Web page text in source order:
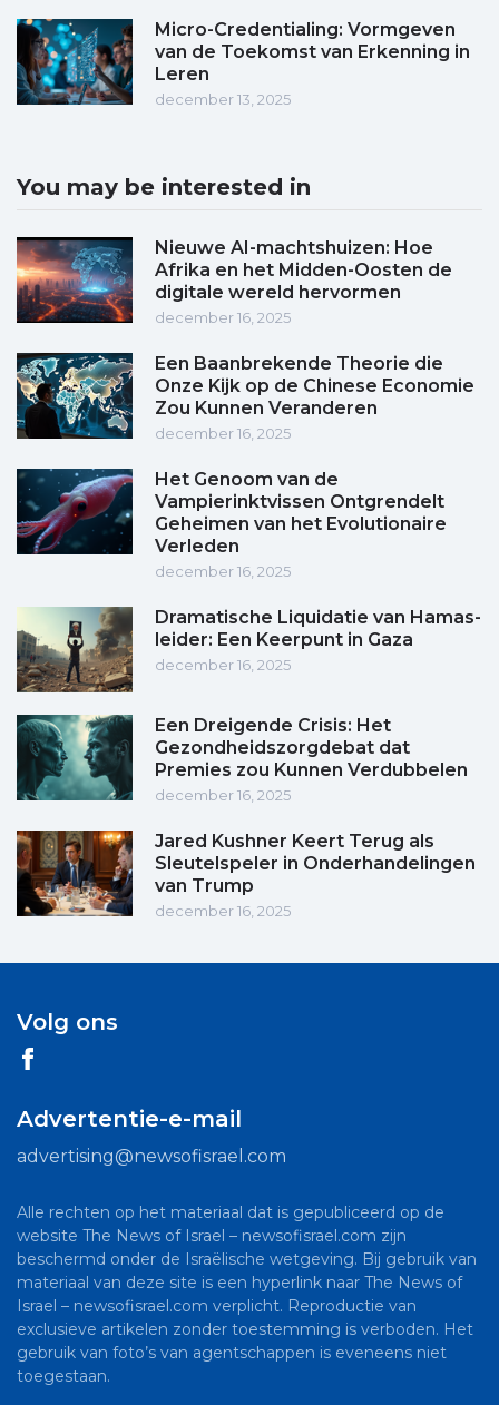
Micro-Credentialing: Vormgeven
van de Toekomst van Erkenning in
Leren
december 13, 2025
You may be interested in
Nieuwe AI-machtshuizen: Hoe
Afrika en het Midden-Oosten de
digitale wereld hervormen
december 16, 2025
Een Baanbrekende Theorie die
Onze Kijk op de Chinese Economie
Zou Kunnen Veranderen
december 16, 2025
Het Genoom van de
Vampierinktvissen Ontgrendelt
Geheimen van het Evolutionaire
Verleden
december 16, 2025
Dramatische Liquidatie van Hamas-
leider: Een Keerpunt in Gaza
december 16, 2025
Een Dreigende Crisis: Het
Gezondheidszorgdebat dat
Premies zou Kunnen Verdubbelen
december 16, 2025
Jared Kushner Keert Terug als
Sleutelspeler in Onderhandelingen
van Trump
december 16, 2025
Volg ons
Advertentie-e-mail
advertising@newsofisrael.com
Alle rechten op het materiaal dat is gepubliceerd op de
website The News of Israel – newsofisrael.com zijn
beschermd onder de Israëlische wetgeving. Bij gebruik van
materiaal van deze site is een hyperlink naar The News of
Israel – newsofisrael.com verplicht. Reproductie van
exclusieve artikelen zonder toestemming is verboden. Het
gebruik van foto’s van agentschappen is eveneens niet
toegestaan.